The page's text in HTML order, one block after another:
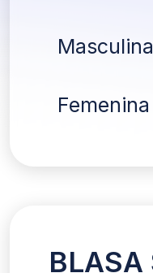
Masculina
Femenina